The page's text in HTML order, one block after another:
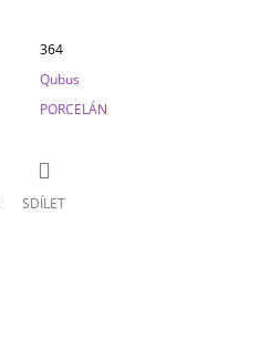
364
Qubus
PORCELÁN
SDÍLET